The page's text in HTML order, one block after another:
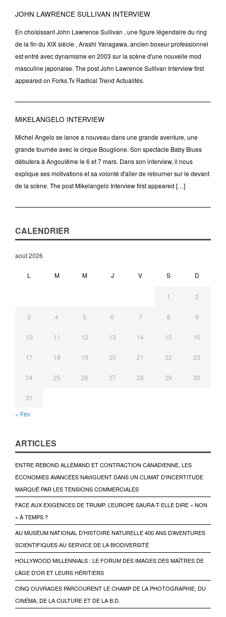
JOHN LAWRENCE SULLIVAN INTERVIEW
En choisissant John Lawrence Sullivan , une figure légendaire du ring
de la fin du XIX siècle , Arashi Yanagawa, ancien boxeur professionnel
est entré avec dynamisme en 2003 sur la scène d'une nouvelle mod
masculine japonaise. The post John Lawrence Sullivan Interview first
appeared on Forks.Tv Radical Trend Actualités.
MIKELANGELO INTERVIEW
Michel Angelo se lance a nouveau dans une grande aventure, une
grande tournée avec le cirque Bouglione. Son spectacle Baby Blues
débutera à Angoulême le 6 et 7 mars. Dans son interview, il nous
explique ses motivations et sa volonté d'aller de retourner sur le devant
de la scène. The post Mikelangelo Interview first appeared […]
CALENDRIER
août 2026
L M M J V S D
1 2
3 4 5 6 7 8 9
10 11 12 13 14 15 16
17 18 19 20 21 22 23
24 25 26 27 28 29 30
31
« Fév
ARTICLES
ENTRE REBOND ALLEMAND ET CONTRACTION CANADIENNE, LES
ÉCONOMIES AVANCÉES NAVIGUENT DANS UN CLIMAT D’INCERTITUDE
MARQUÉ PAR LES TENSIONS COMMERCIALES
FACE AUX EXIGENCES DE TRUMP, L’EUROPE SAURA-T-ELLE DIRE « NON
» À TEMPS ?
AU MUSÉUM NATIONAL D’HISTOIRE NATURELLE 400 ANS D’AVENTURES
SCIENTIFIQUES AU SERVICE DE LA BIODIVERSITÉ
HOLLYWOOD MILLENNIALS : LE FORUM DES IMAGES DES MAÎTRES DE
L’ÂGE D’OR ET LEURS HÉRITIERS
CINQ OUVRAGES PARCOURENT LE CHAMP DE LA PHOTOGRAPHIE, DU
CINÉMA, DE LA CULTURE ET DE LA B.D.